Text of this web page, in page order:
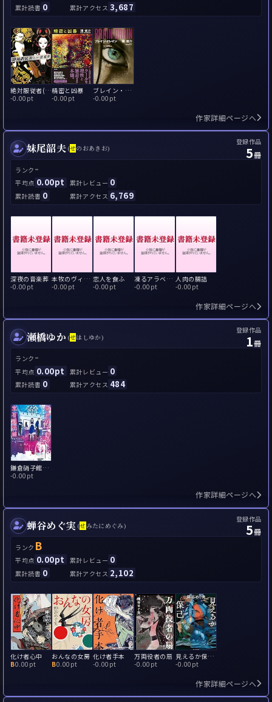
累計読書 0 累計アクセス 3,687
絶対服従者(ワーカー)
-0.00pt
精密と凶暴
-0.00pt
ブレイン・ドレイン
-0.00pt
作家詳細ページへ
妹尾韶夫 (せのおあきお)
登録作品
5冊
ランク -
平均点 0.00pt 累計レビュー 0
累計読書 0 累計アクセス 6,769
深夜の音楽葬
-0.00pt
本牧のヴィナス
-0.00pt
恋人を食ふ
-0.00pt
凍るアラベスク
-0.00pt
人肉の腸詰
-0.00pt
作家詳細ページへ
瀬橋ゆか (せはしゆか)
登録作品
1冊
ランク -
平均点 0.00pt 累計レビュー 0
累計読書 0 累計アクセス 484
鎌倉硝子館の宝石魔法師 守護する者とビーナスの絵筆
-0.00pt
作家詳細ページへ
蝉谷めぐ実 (せみたにめぐみ)
登録作品
5冊
ランク B
平均点 0.00pt 累計レビュー 0
累計読書 0 累計アクセス 2,102
化け者心中
B0.00pt
おんなの女房
B0.00pt
化け者手本
-0.00pt
万両役者の扇
-0.00pt
見えるか保己一
-0.00pt
作家詳細ページへ